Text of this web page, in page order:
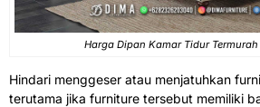
Harga Dipan Kamar Tidur
Hindari menggeser atau menjatuhkan
terutama jika furniture tersebut memiliki